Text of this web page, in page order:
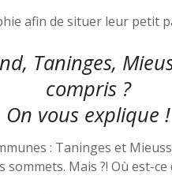
afin de situer leur petit
Taninges,
compris ?
On vous explique !
: Taninges et
Mais ?! Où est-ce